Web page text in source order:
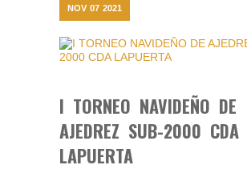
NOV 07 2021
I TORNEO NAVIDEÑO DE
AJEDREZ SUB-2000 CDA
LAPUERTA